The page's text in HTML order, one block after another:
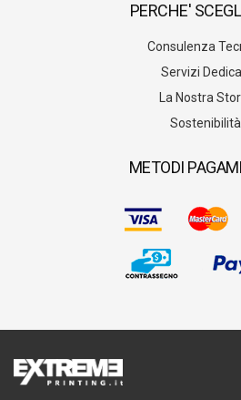
PERCHE'
Consulenza
Servizi
La Nostra
Sostenibilità
METODI